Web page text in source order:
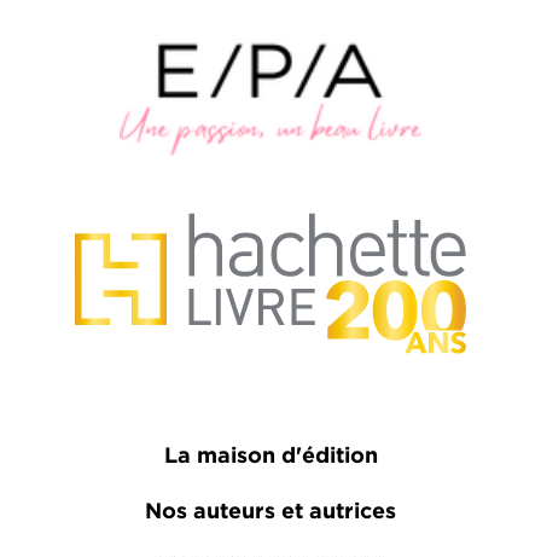
La maison d'édition
Nos auteurs et autrices